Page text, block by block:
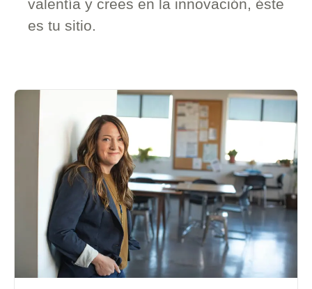
valentía y crees en la innovación, éste
es tu sitio.